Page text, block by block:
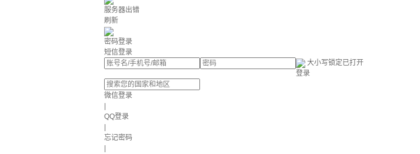
服务器出错
刷新
密码登录
短信登录
大小写锁定已打开
登录
微信登录
QQ登录
忘记密码